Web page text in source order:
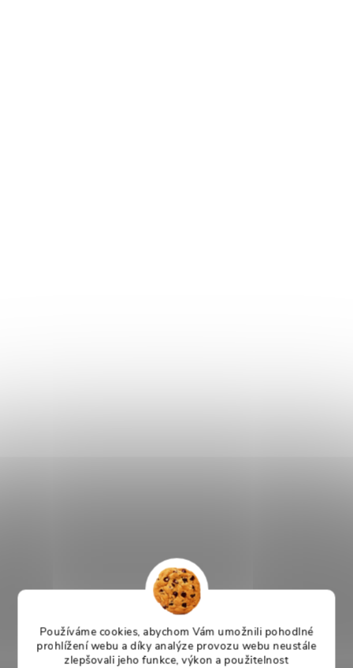
Používáme cookies, abychom Vám umožnili pohodlné
prohlížení webu a díky analýze provozu webu neustále
zlepšovali jeho funkce, výkon a použitelnost